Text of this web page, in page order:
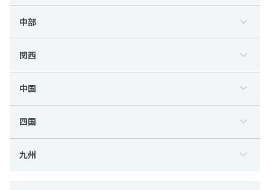
中部
関西
中国
四国
九州